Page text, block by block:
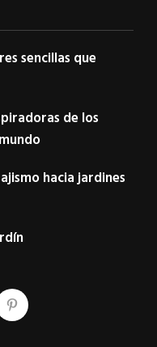
sencillas que
de los
hacia jardines